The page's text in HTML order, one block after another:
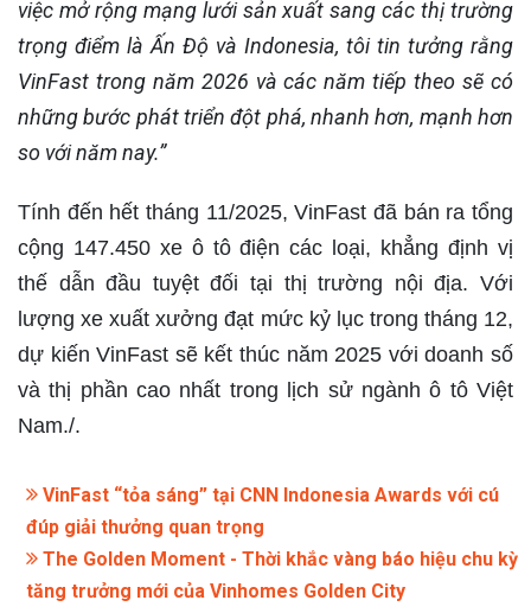
việc mở rộng mạng lưới sản xuất sang các thị trường
trọng điểm là Ấn Độ và Indonesia, tôi tin tưởng rằng
VinFast trong năm 2026 và các năm tiếp theo sẽ có
những bước phát triển đột phá, nhanh hơn, mạnh hơn
so với năm nay.”
Tính đến hết tháng 11/2025, VinFast đã bán ra tổng
cộng 147.450 xe ô tô điện các loại, khẳng định vị
thế dẫn đầu tuyệt đối tại thị trường nội địa. Với
lượng xe xuất xưởng đạt mức kỷ lục trong tháng 12,
dự kiến VinFast sẽ kết thúc năm 2025 với doanh số
và thị phần cao nhất trong lịch sử ngành ô tô Việt
Nam./.
VinFast “tỏa sáng” tại CNN Indonesia Awards với cú
đúp giải thưởng quan trọng
The Golden Moment - Thời khắc vàng báo hiệu chu kỳ
tăng trưởng mới của Vinhomes Golden City